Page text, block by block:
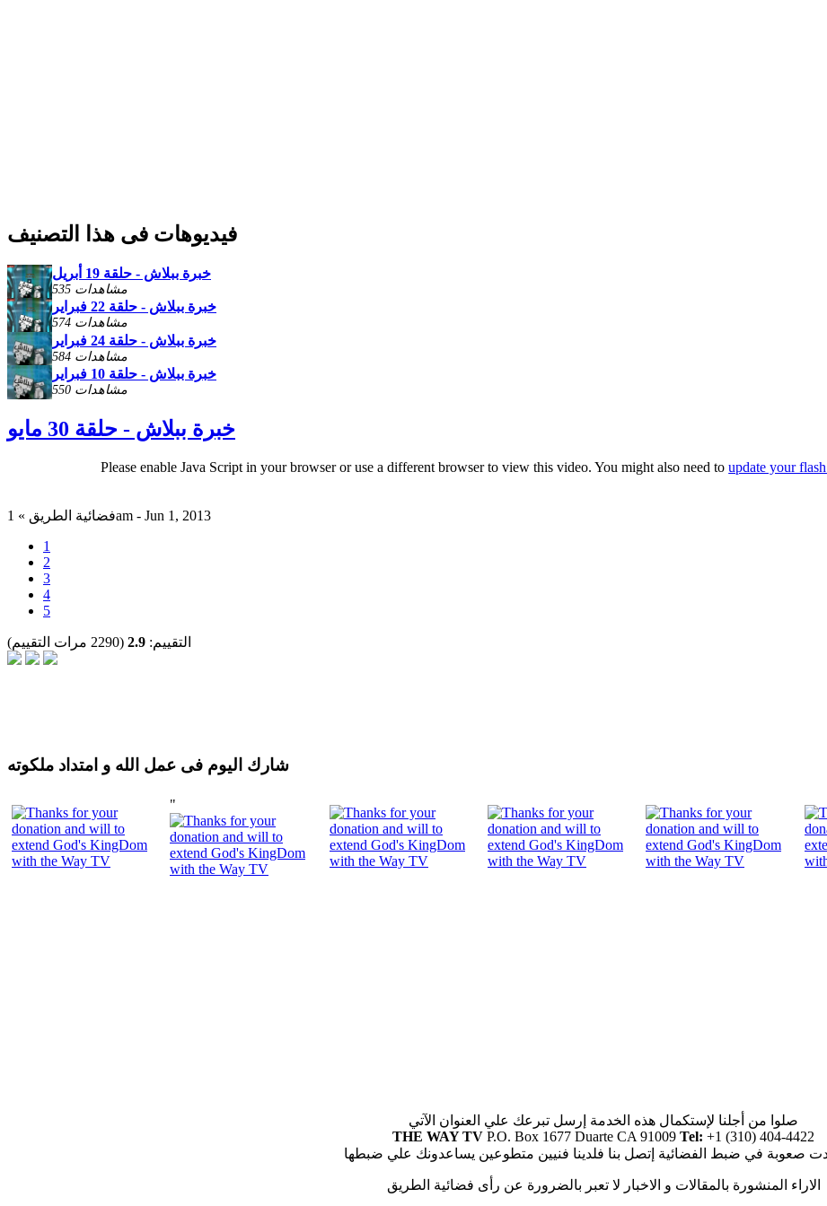
فيديوهات فى هذا التصنيف
خبرة ببلاش - حلقة 19 أبريل
535 مشاهدات
خبرة ببلاش - حلقة 22 فبراير
574 مشاهدات
خبرة ببلاش - حلقة 24 فبراير
584 مشاهدات
خبرة ببلاش - حلقة 10 فبراير
550 مشاهدات
خبرة ببلاش - حلقة 30 مايو
Please enable Java Script in your browser or use a different browser to view this video. You might also need toupdate your
فضائية الطريق » 1am - Jun 1, 2013
1
2
3
4
5
التقييم: 2.9 (2290 مرات التقييم)
شارك اليوم فى عمل الله و امتداد ملكوته
"
صلوا من أجلنا لإستكمال هذه الخدمة إرسل تبرعك علي العنوان الآتي
THE WAY TV P.O. Box 1677 Duarte CA 91009 Tel: +1 (310) 404-4422
صعوبة في ضبط الفضائية إتصل بنا فلدينا فنيين متطوعين يساعدونك علي ضبطها
الاراء المنشورة بالمقالات و الاخبار لا تعبر بالضرورة عن رأى فضائية الطريق